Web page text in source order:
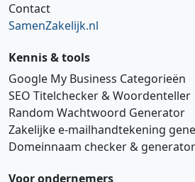
Contact
SamenZakelijk.nl
Kennis & tools
Google My Business Categorieën
SEO Titelchecker & Woordenteller
Random Wachtwoord Generator
Zakelijke e‑mailhandtekening
Domeinnaam checker & generator
Voor ondernemers